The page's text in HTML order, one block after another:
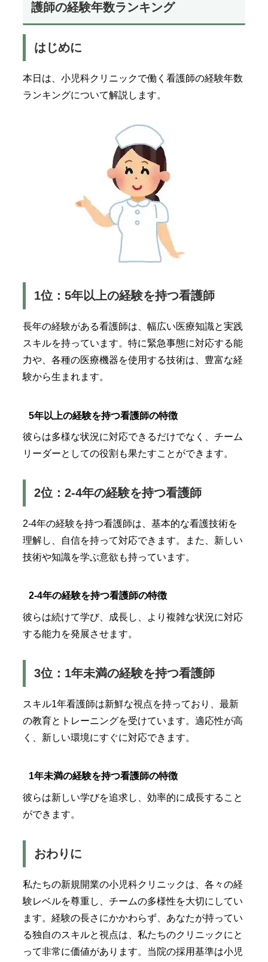
護師の経験年数ランキング
はじめに
本日は、小児科クリニックで働く看護師の経験年数
ランキングについて解説します。
1位：5年以上の経験を持つ看護師
長年の経験がある看護師は、幅広い医療知識と実践
スキルを持っています。特に緊急事態に対応する能
力や、各種の医療機器を使用する技術は、豊富な経
験から生まれます。
5年以上の経験を持つ看護師の特徴
彼らは多様な状況に対応できるだけでなく、チーム
リーダーとしての役割も果たすことができます。
2位：2-4年の経験を持つ看護師
2-4年の経験を持つ看護師は、基本的な看護技術を
理解し、自信を持って対応できます。また、新しい
技術や知識を学ぶ意欲も持っています。
2-4年の経験を持つ看護師の特徴
彼らは続けて学び、成長し、より複雑な状況に対応
する能力を発展させます。
3位：1年未満の経験を持つ看護師
スキル1年看護師は新鮮な視点を持っており、最新
の教育とトレーニングを受けています。適応性が高
く、新しい環境にすぐに対応できます。
1年未満の経験を持つ看護師の特徴
彼らは新しい学びを追求し、効率的に成長すること
ができます。
おわりに
私たちの新規開業の小児科クリニックは、各々の経
験レベルを尊重し、チームの多様性を大切にしてい
ます。経験の長さにかかわらず、あなたが持ってい
る独自のスキルと視点は、私たちのクリニックにと
って非常に価値があります。当院の採用基準は小児